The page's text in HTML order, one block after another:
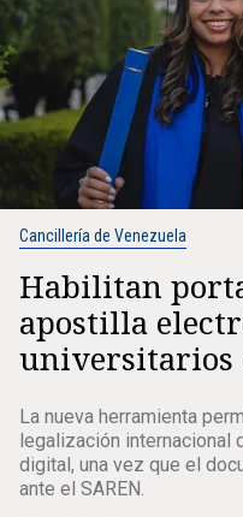
Cancillería de Venezuela
Habilitan
apostilla
universitarios
La nueva herramienta
legalización internacional
digital, una vez que el
ante el SAREN.